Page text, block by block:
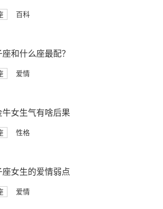
百科
和什么座最配？
爱情
牛女生气有啥后果
性格
座女生的爱情弱点
爱情